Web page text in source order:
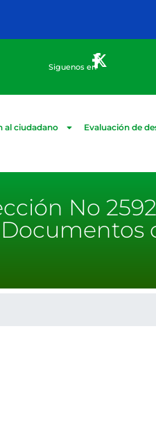
Siguenos en
al ciudadano Evaluación de
No